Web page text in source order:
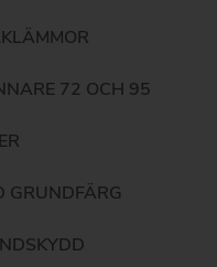
72 OCH 95
GRUNDFÄRG